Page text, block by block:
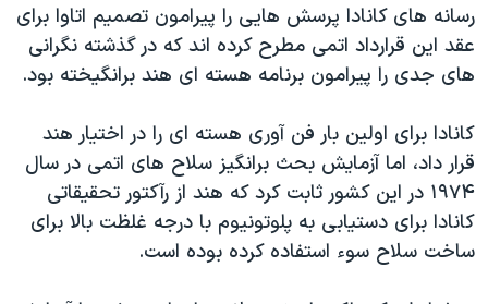
چهل سال گروگان‌گیری
قانون شفافیت دارائی کادر رهبری ایران
اسرائیل در جنگ
نرگس محمدی برنده جایزه نوبل صلح
همایش محافظه‌کاران آمریکا «سی‌پک»
رسانه های کانادا پرسش هایی را پیرامون تصمیم اتاوا برای
عقد این قرارداد اتمی مطرح کرده اند که در گذشته نگرانی
های جدی را پیرامون برنامه هسته ای هند برانگیخته بود.
کانادا برای اولین بار فن آوری هسته ای را در اختیار هند
قرار داد، اما آزمایش بحث برانگیز سلاح های اتمی در سال
١٩٧۴ در این کشور ثابت کرد که هند از رآکتور تحقیقاتی
کانادا برای دستیابی به پلوتونیوم با درجه غلظت بالا برای
ساخت سلاح سوء استفاده کرده بوده است.